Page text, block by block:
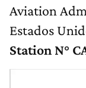
Aviation
Estados
Station N°